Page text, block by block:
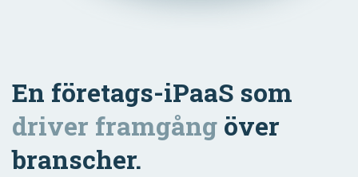
En företags-iPaaS som
driver framgång över
branscher.